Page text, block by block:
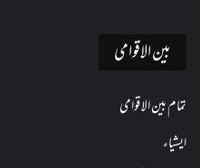
بین الاقوامی
تمام بین الاقوامی
ایشیاء